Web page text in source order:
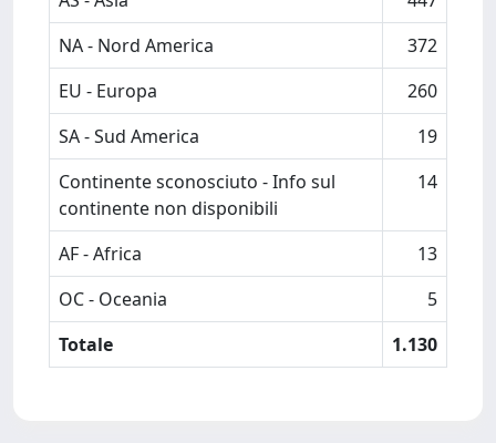
NA - Nord America
372
EU - Europa
260
SA - Sud America
19
Continente sconosciuto - Info sul
continente non disponibili
14
AF - Africa
13
OC - Oceania
5
Totale
1.130